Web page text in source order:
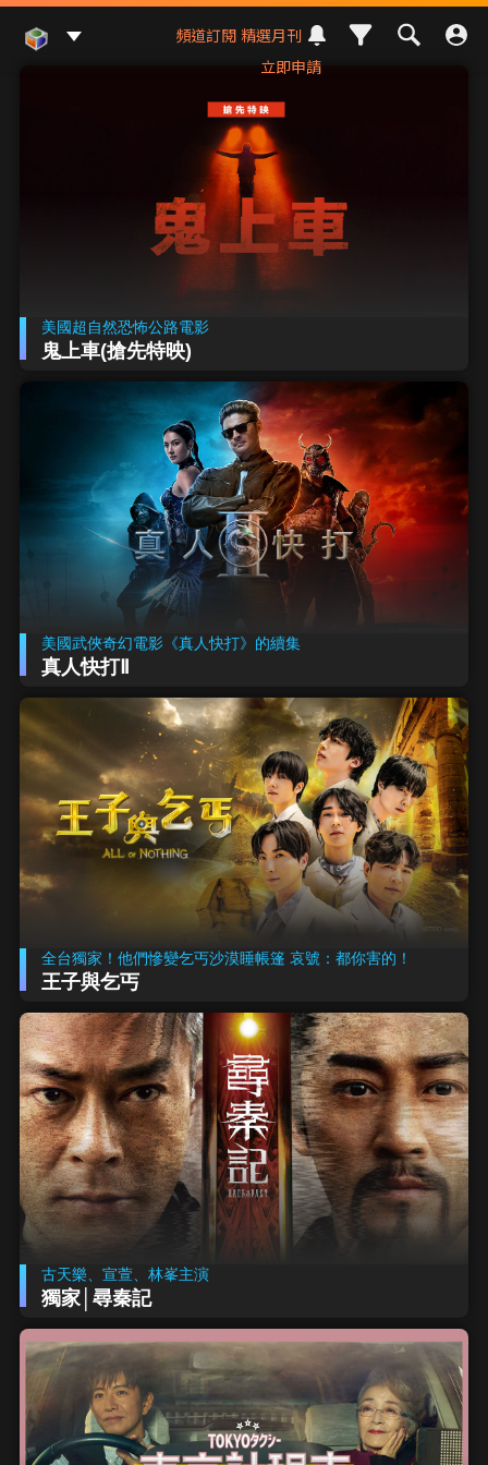
Mod Web頻道訂閱
立即申請
精選月刊
美國超自然恐怖公路電影
鬼上車(搶先特映)
美國武俠奇幻電影《真人快打》的續集
真人快打Ⅱ
全台獨家！他們慘變乞丐沙漠睡帳篷 哀號：都你害的！
王子與乞丐
古天樂、宣萱、林峯主演
獨家│尋秦記